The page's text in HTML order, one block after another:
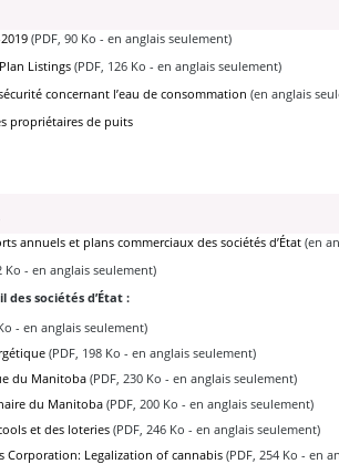
(PDF, 90 Ko - en anglais seulement)
Listings (PDF, 126 Ko - en anglais seulement)
concernant l’eau de consommation (en anglais
propriétaires de puits
annuels et plans commerciaux des sociétés d’État (en
Ko - en anglais seulement)
sociétés d’État :
- en anglais seulement)
(PDF, 198 Ko - en anglais seulement)
du Manitoba (PDF, 230 Ko - en anglais seulement)
du Manitoba(PDF, 200 Ko - en anglais seulement)
et des loteries(PDF, 246 Ko - en anglais seulement)
Corporation: Legalization of cannabis (PDF, 254 Ko - en